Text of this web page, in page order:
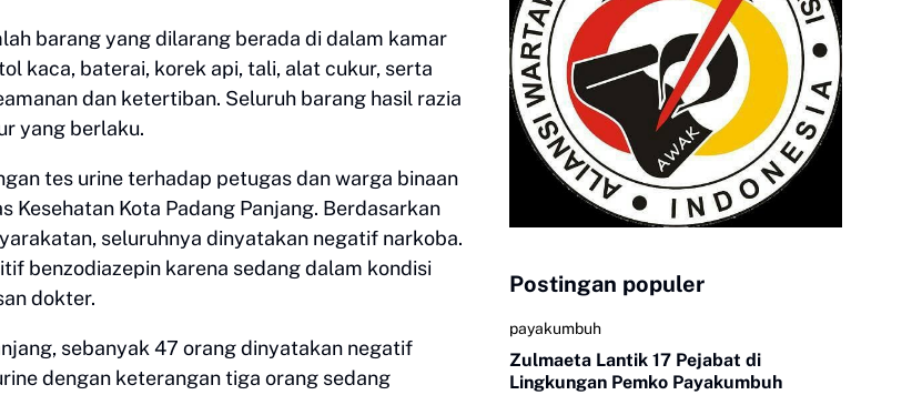
barang yang dilarang berada di dalam kamar
kaca, baterai, korek api, tali, alat cukur, serta
dan ketertiban. Seluruh barang hasil razia
yang berlaku.
tes urine terhadap petugas dan warga binaan
Kesehatan Kota Padang Panjang. Berdasarkan
seluruhnya dinyatakan negatif narkoba.
benzodiazepin karena sedang dalam kondisi
dokter.
sebanyak 47 orang dinyatakan negatif
dengan keterangan tiga orang sedang
Postingan populer
payakumbuh
Zulmaeta Lantik 17 Pejabat di
Lingkungan Pemko Payakumbuh